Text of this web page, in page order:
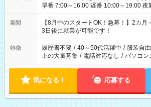
早番 7:00～16:00 遅番 10:00～19:00 夜勤
と休みを合わせたい」 「余裕を持って
「できれば残業はしたくない」 など、
ね。 ※Wワーク希望の方へ 今ご覧のお仕事で希望する勤務時間
と、もう1つのお仕事の勤務時間。 合
合は応募できません。
期間
【8月中のスタートOK！急募！】2カ
3日後に就業が可能です！
特徴 履歴書不要 / 40～50代活躍中 / 服装自由
上の大量募集 / 電話対応なし / パソコン
気になる！ 応募する